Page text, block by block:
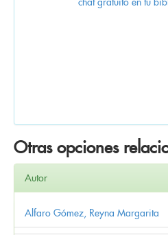
Otras opciones
Autor
Alfaro Gómez, Reyna Margarita